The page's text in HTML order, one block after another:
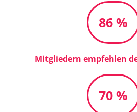
86 %
Mitgliedern empfehlen
70 %